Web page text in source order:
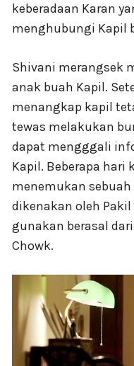
keberadaan Karan
menghubungi Kapil
Shivani merangsek
anak buah Kapil.
menangkap kapil
tewas melakukan
dapat mengggali
Kapil. Beberapa hari
menemukan
dikenakan oleh
gunakan berasal
Chowk.